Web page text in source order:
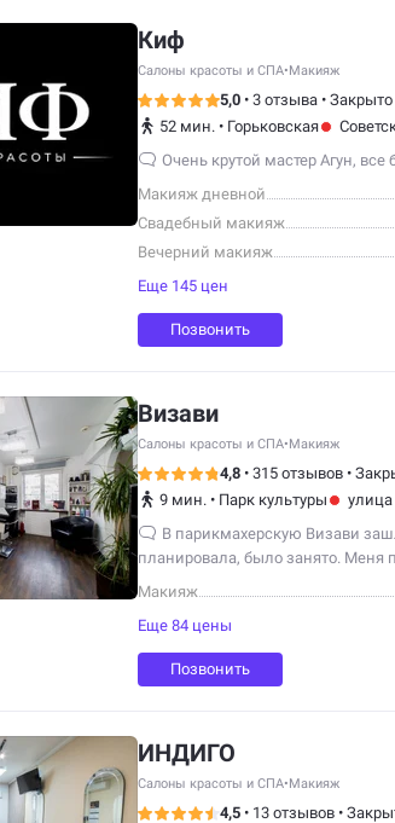
Киф
Салоны красоты и СПА•Макияж
5,0 • 3 отзыва • Закрыто
52 мин. • Горьковская
Очень крутой мастер Агун, все
Макияж дневной
Свадебный макияж
Вечерний макияж
Еще 145 цен
Позвонить
Визави
Салоны красоты и СПА•Макияж
4,8 • 315 отзывов •
9 мин. • Парк культуры
улица
В парикмахерскую Визави
планировала, было занято. Меня
Макияж
Еще 84 цены
Позвонить
ИНДИГО
Салоны красоты и СПА•Макияж
4,5 • 13 отзывов •